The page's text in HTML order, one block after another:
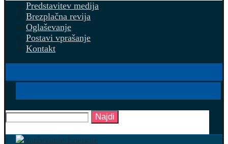
Predstavitev medija
Brezplačna revija
Oglaševanje
Postavi vprašanje
Kontakt
Najdi